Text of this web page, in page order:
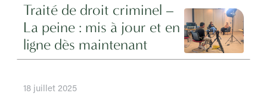
Traité de droit criminel –
La peine : mis à jour et en
ligne dès maintenant
18 juillet 2025